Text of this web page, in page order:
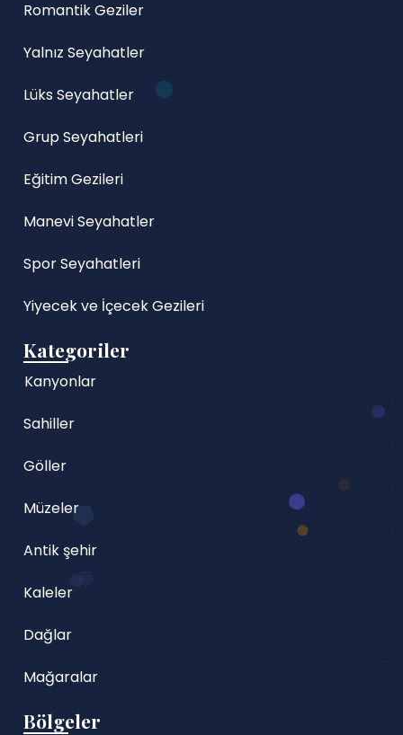
Romantik Geziler
Yalnız Seyahatler
Lüks Seyahatler
Grup Seyahatleri
Eğitim Gezileri
Manevi Seyahatler
Spor Seyahatleri
Yiyecek ve İçecek Gezileri
Kategoriler
Kanyonlar
Sahiller
Göller
Müzeler
Antik şehir
Kaleler
Dağlar
Mağaralar
Bölgeler